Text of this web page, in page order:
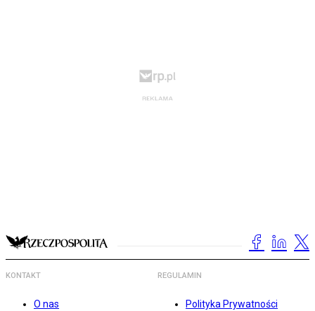
KONTAKT
O nas
REGULAMIN
Polityka Prywatności